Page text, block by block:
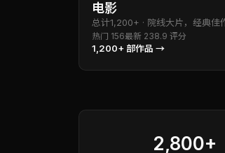
电影
总计1,200+ · 院线大片，经典佳
热门 156最新 238.9 评分
1,200+ 部作品 →
2,800+